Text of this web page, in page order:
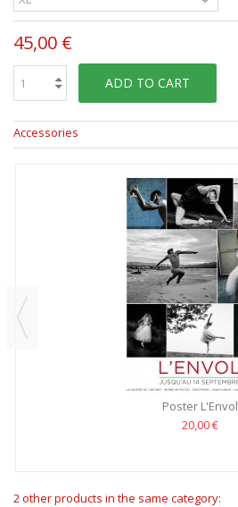
45,00 €
ADD TO CART
Accessories
Poster L'Envol
20,00 €
2 other products in the same category: